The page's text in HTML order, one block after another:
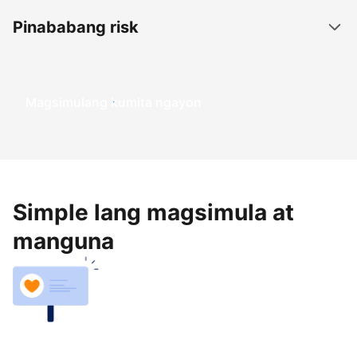
Pinababang risk
Magsimulang kumita ngayon
Simple lang magsimula at
manguna